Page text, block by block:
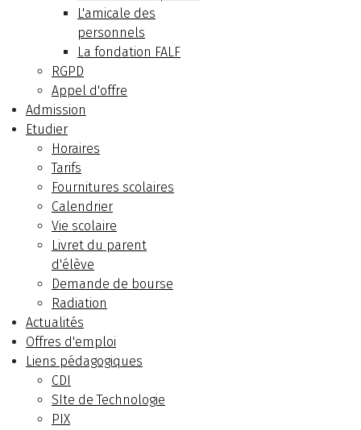
L'amicale des
personnels
La fondation FALF
RGPD
Appel d'offre
Admission
Etudier
Horaires
Tarifs
Fournitures scolaires
Calendrier
Vie scolaire
Livret du parent
d'élève
Demande de bourse
Radiation
Actualités
Offres d'emploi
Liens pédagogiques
CDI
SIte de Technologie
PIX